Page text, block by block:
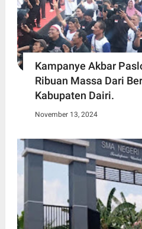
Kampanye Akbar
Ribuan Massa Dari
Kabupaten Dairi.
November 13, 2024